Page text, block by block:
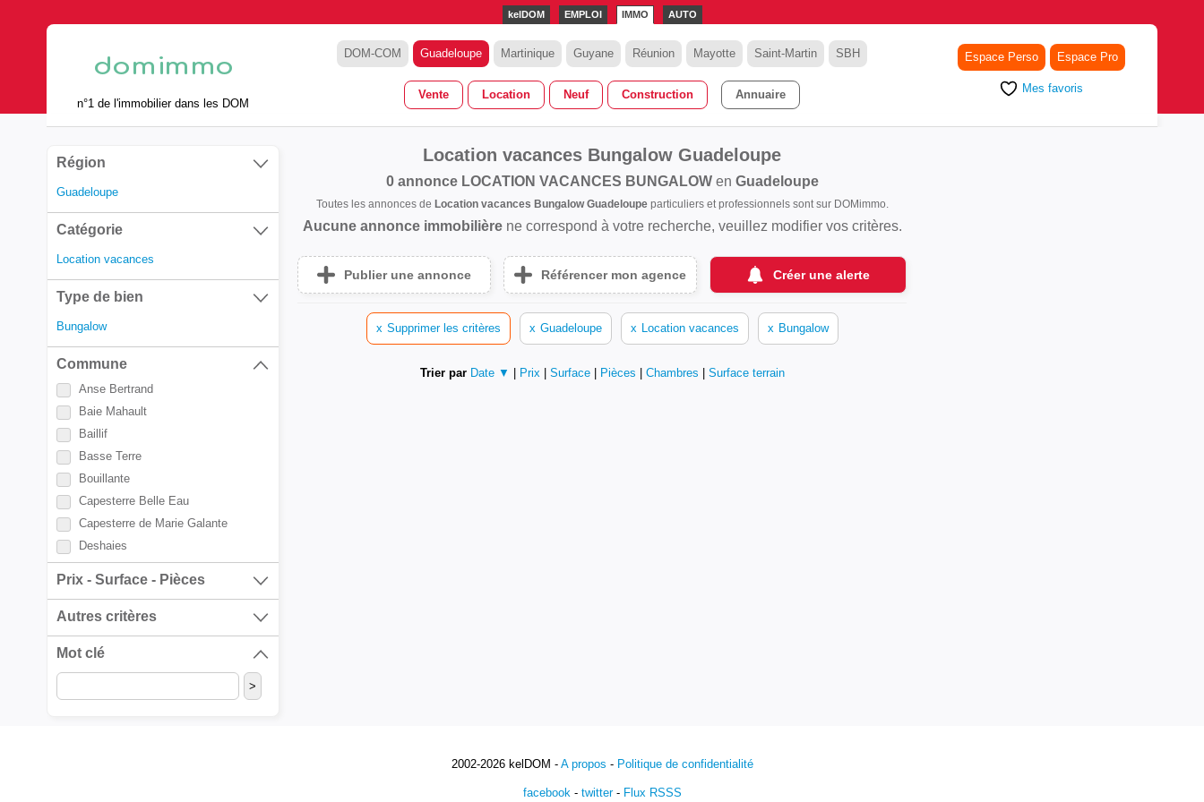
kelDOM EMPLOI IMMO AUTO
n°1 de l'immobilier dans les DOM
DOM-COM Guadeloupe Martinique Guyane Réunion Mayotte Saint-Martin SBH
Vente Location Neuf Construction Annuaire
Espace Perso Espace Pro
Mes favoris
Région
Guadeloupe
Catégorie
Location vacances
Type de bien
Bungalow
Commune
Anse Bertrand
Baie Mahault
Baillif
Basse Terre
Bouillante
Capesterre Belle Eau
Capesterre de Marie Galante
Deshaies
Grand Bourg
La Désirade
Lamentin
Le Moule
Prix - Surface - Pièces
Autres critères
Mot clé
Location vacances Bungalow Guadeloupe
0 annonce LOCATION VACANCES BUNGALOWen Guadeloupe
Toutes les annonces de Location vacances Bungalow Guadeloupeparticuliers et professionnels sont sur DOMimmo.
Aucune annonce immobilièrene correspond à votre recherche, veuillez modifier vos critères.
Publier une annonce Référencer mon agence Créer une alerte
x Supprimer les critères x Guadeloupe x Location vacances x Bungalow
Trier par Date ▼ Prix Surface Pièces Chambres Surface terrain
2002-2026 kelDOM - A propos - Politique de confidentialité
facebook- twitter- Flux RSSS